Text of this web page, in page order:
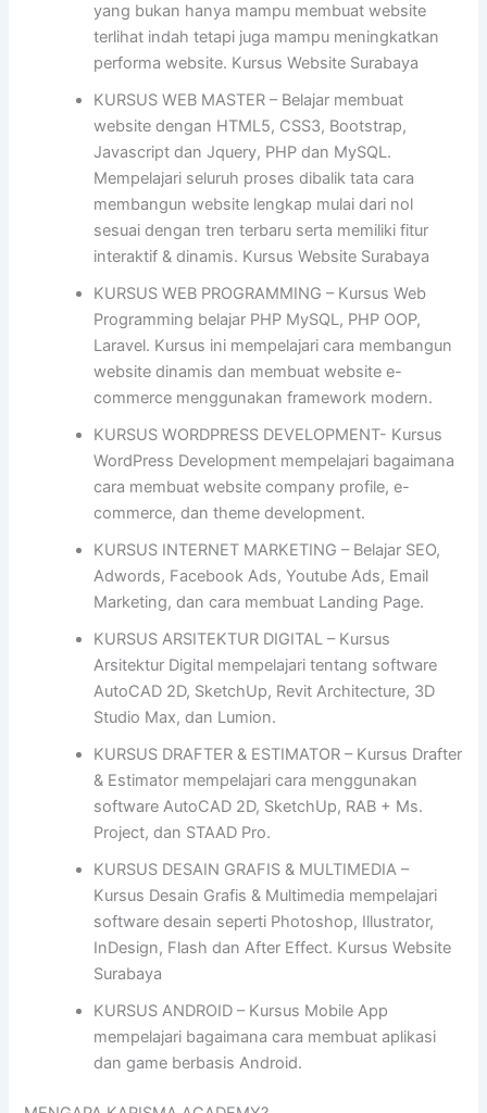
yang bukan hanya mampu membuat website
terlihat indah tetapi juga mampu meningkatkan
performa website. Kursus Website Surabaya
KURSUS WEB MASTER – Belajar membuat
website dengan HTML5, CSS3, Bootstrap,
Javascript dan Jquery, PHP dan MySQL.
Mempelajari seluruh proses dibalik tata cara
membangun website lengkap mulai dari nol
sesuai dengan tren terbaru serta memiliki fitur
interaktif & dinamis. Kursus Website Surabaya
KURSUS WEB PROGRAMMING – Kursus Web
Programming belajar PHP MySQL, PHP OOP,
Laravel. Kursus ini mempelajari cara membangun
website dinamis dan membuat website e-
commerce menggunakan framework modern.
KURSUS WORDPRESS DEVELOPMENT- Kursus
WordPress Development mempelajari bagaimana
cara membuat website company profile, e-
commerce, dan theme development.
KURSUS INTERNET MARKETING – Belajar SEO,
Adwords, Facebook Ads, Youtube Ads, Email
Marketing, dan cara membuat Landing Page.
KURSUS ARSITEKTUR DIGITAL – Kursus
Arsitektur Digital mempelajari tentang software
AutoCAD 2D, SketchUp, Revit Architecture, 3D
Studio Max, dan Lumion.
KURSUS DRAFTER & ESTIMATOR – Kursus Drafter
& Estimator mempelajari cara menggunakan
software AutoCAD 2D, SketchUp, RAB + Ms.
Project, dan STAAD Pro.
KURSUS DESAIN GRAFIS & MULTIMEDIA –
Kursus Desain Grafis & Multimedia mempelajari
software desain seperti Photoshop, Illustrator,
InDesign, Flash dan After Effect. Kursus Website
Surabaya
KURSUS ANDROID – Kursus Mobile App
mempelajari bagaimana cara membuat aplikasi
dan game berbasis Android.